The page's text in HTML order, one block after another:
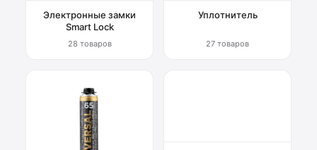
Электронные замки
Smart Lock
28 товаров
Уплотнитель
27 товаров